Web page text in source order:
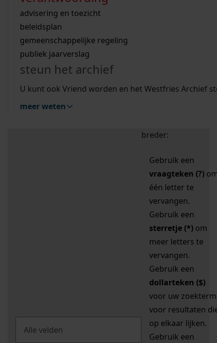
bouwvergunningen
omgevingsvergunningen
vergunningen
beeld en geluid
uitleg nodig?
Wij helpen u op weg met een aantal zoektips.
bekijk alle zoektips
Wij helpen u op weg met een aantal zoektips.
bekijk alle zoektips
bekijk ons geschiedenislokaal
advisering en toezicht
beleidsplan
gemeenschappelijke regeling
publiek jaarverslag
steun het archief
U kunt ook Vriend worden en het Westfries Archief
meer weten
zoektips
Mijn Studiezaal (inloggen)
uw zoekopdracht te
breder:
Gebruik een
vraagteken (?)
één letter te
vervangen.
Gebruik een
sterretje (*) om
meer letters te
vervangen.
Gebruik een
dollarteken ($)
voor uw zoekterm
voor resultaten
op elkaar lijken.
Gebruik een